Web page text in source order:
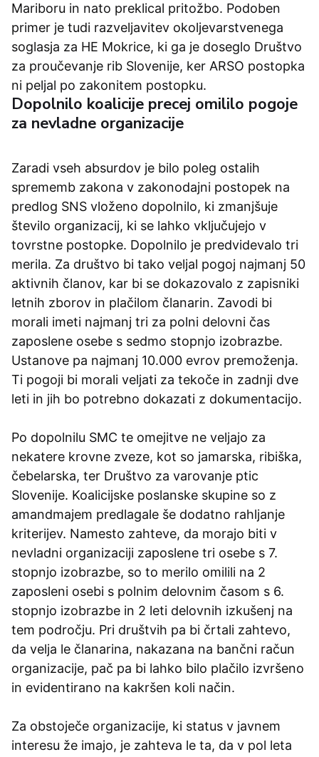
Mariboru in nato preklical pritožbo. Podoben
primer je tudi razveljavitev okoljevarstvenega
soglasja za HE Mokrice, ki ga je doseglo Društvo
za proučevanje rib Slovenije, ker ARSO postopka
ni peljal po zakonitem postopku.
Dopolnilo koalicije precej omililo pogoje
za nevladne organizacije
Zaradi vseh absurdov je bilo poleg ostalih
sprememb zakona v zakonodajni postopek na
predlog SNS vloženo dopolnilo, ki zmanjšuje
število organizacij, ki se lahko vključujejo v
tovrstne postopke. Dopolnilo je predvidevalo tri
merila. Za društvo bi tako veljal pogoj najmanj 50
aktivnih članov, kar bi se dokazovalo z zapisniki
letnih zborov in plačilom članarin. Zavodi bi
morali imeti najmanj tri za polni delovni čas
zaposlene osebe s sedmo stopnjo izobrazbe.
Ustanove pa najmanj 10.000 evrov premoženja.
Ti pogoji bi morali veljati za tekoče in zadnji dve
leti in jih bo potrebno dokazati z dokumentacijo.
Po dopolnilu SMC te omejitve ne veljajo za
nekatere krovne zveze, kot so jamarska, ribiška,
čebelarska, ter Društvo za varovanje ptic
Slovenije. Koalicijske poslanske skupine so z
amandmajem predlagale še dodatno rahljanje
kriterijev. Namesto zahteve, da morajo biti v
nevladni organizaciji zaposlene tri osebe s 7.
stopnjo izobrazbe, so to merilo omilili na 2
zaposleni osebi s polnim delovnim časom s 6.
stopnjo izobrazbe in 2 leti delovnih izkušenj na
tem področju. Pri društvih pa bi črtali zahtevo,
da velja le članarina, nakazana na bančni račun
organizacije, pač pa bi lahko bilo plačilo izvršeno
in evidentirano na kakršen koli način.
Za obstoječe organizacije, ki status v javnem
interesu že imajo, je zahteva le ta, da v pol leta